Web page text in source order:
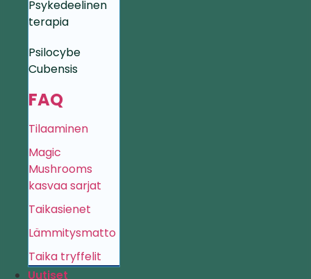
Psykedeelinen
terapia
Psilocybe
Cubensis
FAQ
Tilaaminen
Magic
Mushrooms
kasvaa sarjat
Taikasienet
Lämmitysmatto
Taika tryffelit
Uutiset